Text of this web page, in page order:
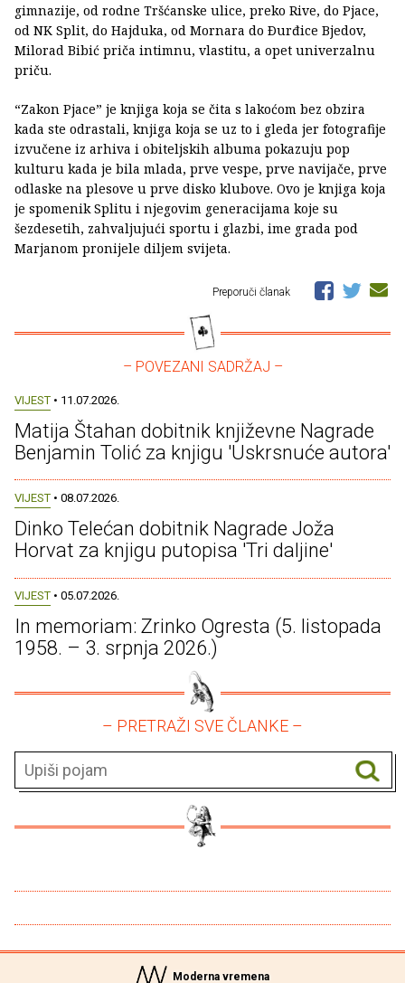
gimnazije, od rodne Tršćanske ulice, preko Rive, do Pjace,
od NK Split, do Hajduka, od Mornara do Ðurđice Bjedov,
Milorad Bibić priča intimnu, vlastitu, a opet univerzalnu
priču.
“Zakon Pjace” je knjiga koja se čita s lakoćom bez obzira
kada ste odrastali, knjiga koja se uz to i gleda jer fotografije
izvučene iz arhiva i obiteljskih albuma pokazuju pop
kulturu kada je bila mlada, prve vespe, prve navijače, prve
odlaske na plesove u prve disko klubove. Ovo je knjiga koja
je spomenik Splitu i njegovim generacijama koje su
šezdesetih, zahvaljujući sportu i glazbi, ime grada pod
Marjanom pronijele diljem svijeta.
Preporuči članak
– POVEZANI SADRŽAJ –
VIJEST • 11.07.2026.
Matija Štahan dobitnik književne Nagrade
Benjamin Tolić za knjigu 'Uskrsnuće autora'
VIJEST • 08.07.2026.
Dinko Telećan dobitnik Nagrade Joža
Horvat za knjigu putopisa 'Tri daljine'
VIJEST • 05.07.2026.
In memoriam: Zrinko Ogresta (5. listopada
1958. – 3. srpnja 2026.)
– PRETRAŽI SVE ČLANKE –
Moderna vremena